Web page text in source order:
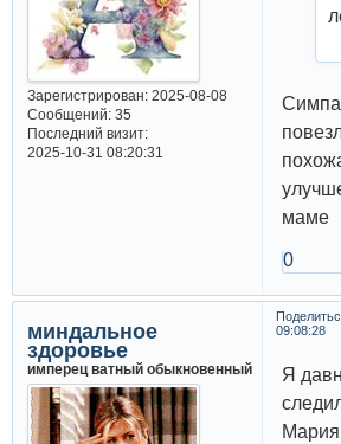
Зарегистрирован: 2025-08-08
Сообщений:35
Последний визит:
2025-10-31 08:20:31
маме
0
09:08:28
миндальное
здоровье
имперец ватный обыкновенный
Я